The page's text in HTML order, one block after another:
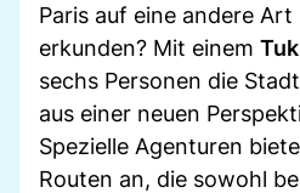
Paris auf eine andere Art
erkunden? Mit einem
sechs Personen die
aus einer neuen
Spezielle Agenturen
Routen an, die sowohl